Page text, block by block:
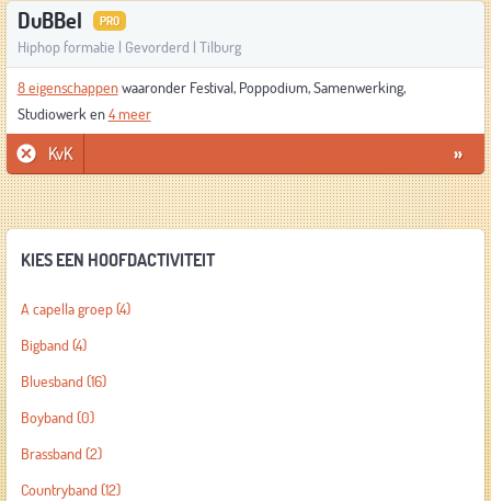
DuBBel PRO
Hiphop formatie | Gevorderd | Tilburg
8 eigenschappenwaaronder Festival, Poppodium, Samenwerking,
Studiowerk en4 meer
KvK »
KIES EEN HOOFDACTIVITEIT
A capella groep(4)
Bigband (4)
Bluesband (16)
Boyband (0)
Brassband (2)
Countryband (12)